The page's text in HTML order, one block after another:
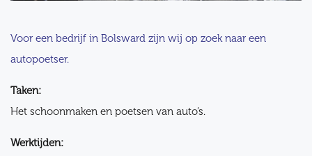
Voor een bedrijf in Bolsward zijn wij op zoek naar een
autopoetser.
Taken:
Het schoonmaken en poetsen van auto’s.
Werktijden: